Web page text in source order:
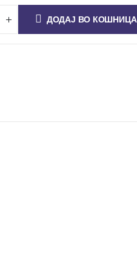
ДОДАЈ ВО КОШНИЦА